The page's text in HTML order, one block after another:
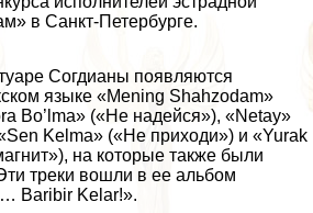
в Санкт-Петербурге.
Согдианы появляются
языке «Mening Shahzodam»
Bo’lma» («Не надейся»), «Netay»
Kelma» («Не приходи») и «Yurak
на которые также были
треки вошли в ее альбом
Baribir Kelar!».